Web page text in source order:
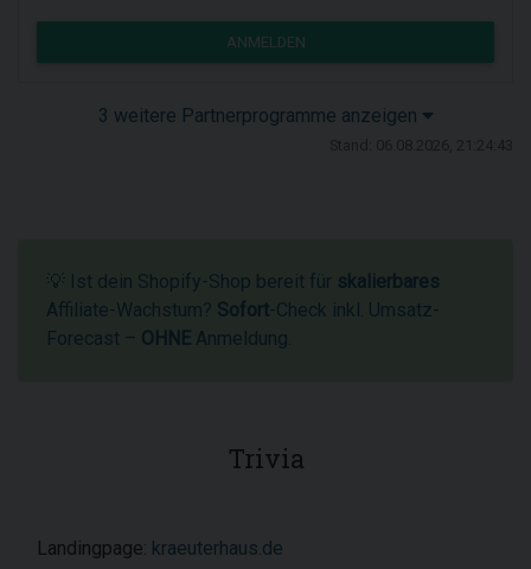
ANMELDEN
3 weitere Partnerprogramme anzeigen
💡 Ist dein Shopify-Shop bereit für skalierbares
Affiliate-Wachstum? Sofort-Check inkl. Umsatz-
Forecast – OHNE Anmeldung.
Trivia
Landingpage: kraeuterhaus.de